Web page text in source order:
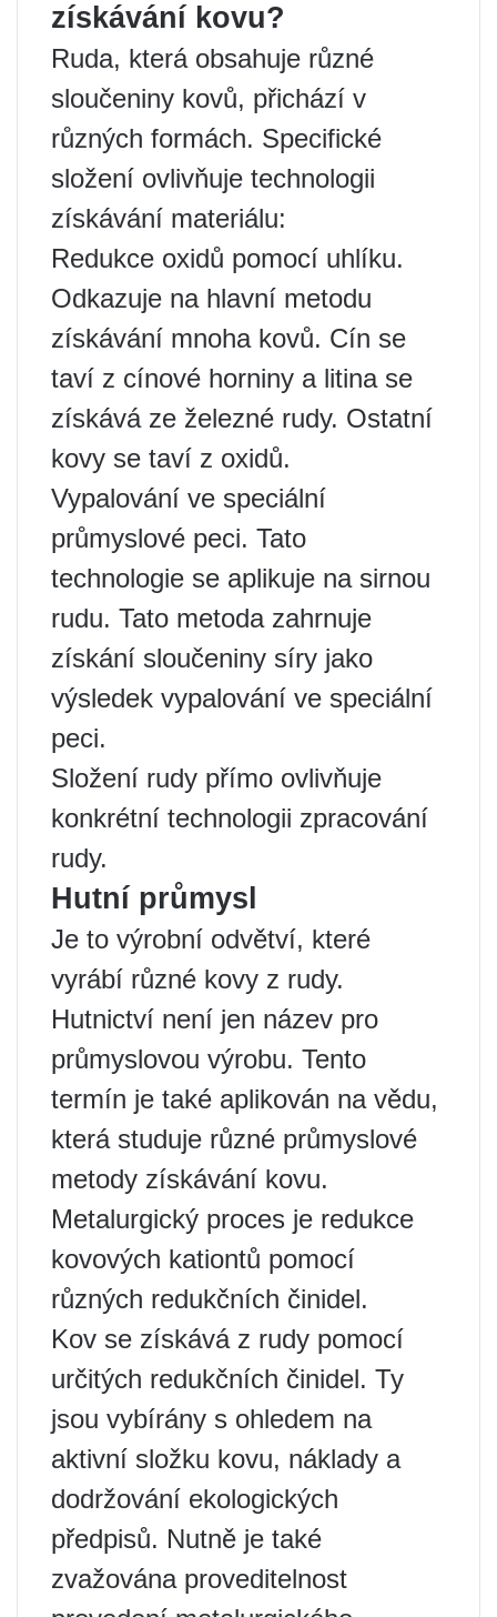
získávání kovu?
Ruda, která obsahuje různé
sloučeniny kovů, přichází v
různých formách. Specifické
složení ovlivňuje technologii
získávání materiálu:
Redukce oxidů pomocí uhlíku.
Odkazuje na hlavní metodu
získávání mnoha kovů. Cín se
taví z cínové horniny a litina se
získává ze železné rudy. Ostatní
kovy se taví z oxidů.
Vypalování ve speciální
průmyslové peci. Tato
technologie se aplikuje na sirnou
rudu. Tato metoda zahrnuje
získání sloučeniny síry jako
výsledek vypalování ve speciální
peci.
Složení rudy přímo ovlivňuje
konkrétní technologii zpracování
rudy.
Hutní průmysl
Je to výrobní odvětví, které
vyrábí různé kovy z rudy.
Hutnictví není jen název pro
průmyslovou výrobu. Tento
termín je také aplikován na vědu,
která studuje různé průmyslové
metody získávání kovu.
Metalurgický proces je redukce
kovových kationtů pomocí
různých redukčních činidel.
Kov se získává z rudy pomocí
určitých redukčních činidel. Ty
jsou vybírány s ohledem na
aktivní složku kovu, náklady a
dodržování ekologických
předpisů. Nutně je také
zvažována proveditelnost